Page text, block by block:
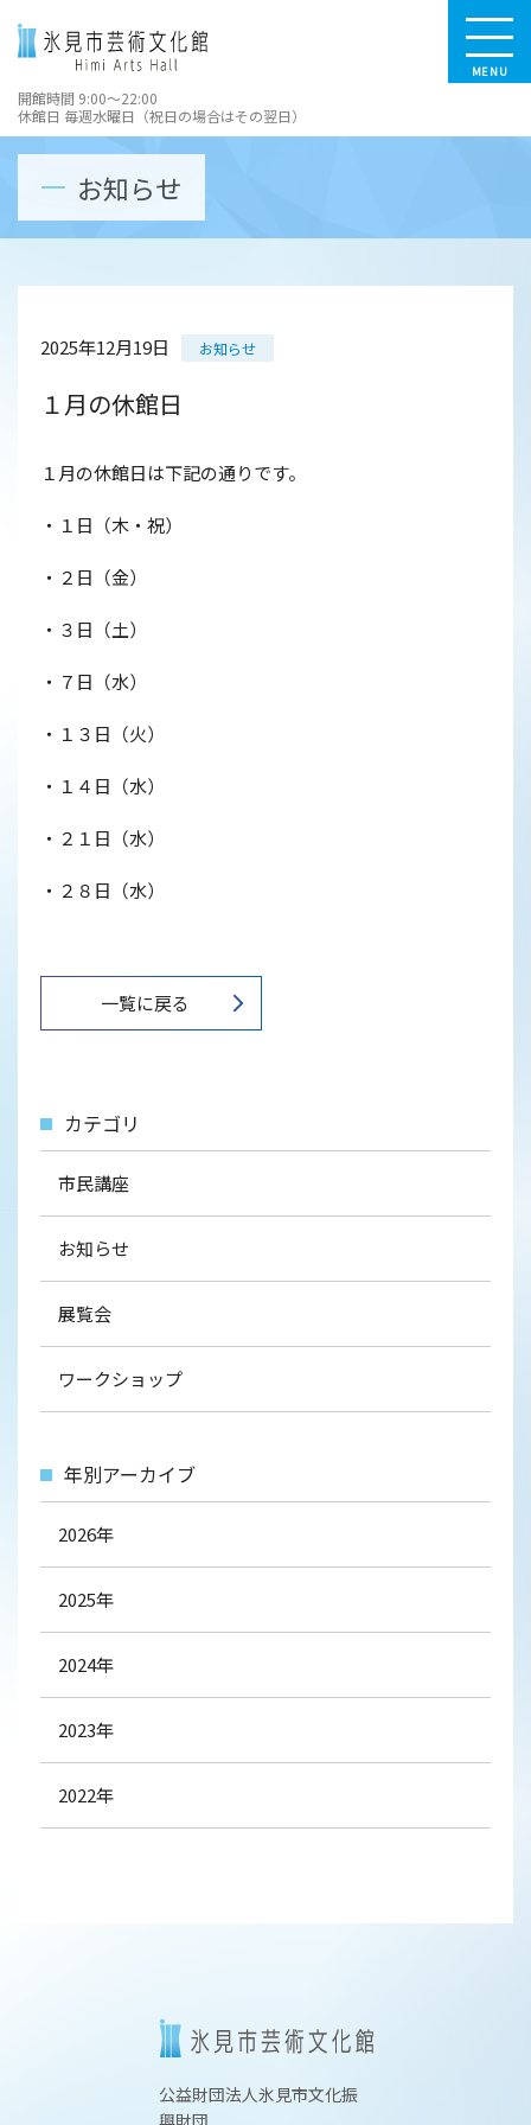
MENU
開館時間 9:00～22:00
休館日 毎週水曜日（祝日の場合はその翌日）
お知らせ
2025年12月19日 お知らせ
１月の休館日
１月の休館日は下記の通りです。
・１日（木・祝）
・２日（金）
・３日（土）
・７日（水）
・１３日（火）
・１４日（水）
・２１日（水）
・２８日（水）
一覧に戻る
カテゴリ
市民講座
お知らせ
展覧会
ワークショップ
年別アーカイブ
2026年
2025年
2024年
2023年
2022年
公益財団法人氷見市文化振
興財団